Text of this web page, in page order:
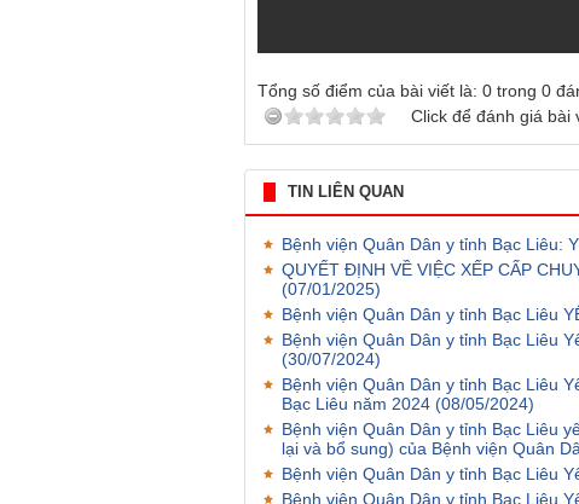
Tổng số điểm của bài viết là: 0 trong 0
Click để đánh giá bài
TIN LIÊN QUAN
Bệnh viện Quân Dân y tỉnh Bạc Liêu:
QUYẾT ĐỊNH VỀ VIỆC XẾP CẤP
(07/01/2025)
Bệnh viện Quân Dân y tỉnh Bạc Liêu
Bệnh viện Quân Dân y tỉnh Bạc Liêu
(30/07/2024)
Bệnh viện Quân Dân y tỉnh Bạc Liêu
Bạc Liêu năm 2024 (08/05/2024)
Bệnh viện Quân Dân y tỉnh Bạc Liêu
lại và bổ sung) của Bệnh viện Quân
Bệnh viện Quân Dân y tỉnh Bạc Liêu
Bệnh viện Quân Dân y tỉnh Bạc Liêu